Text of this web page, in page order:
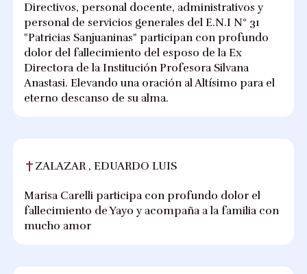
Directivos, personal docente, administrativos y
personal de servicios generales del E.N.I N° 31
"Patricias Sanjuaninas" participan con profundo
dolor del fallecimiento del esposo de la Ex
Directora de la Institución Profesora Silvana
Anastasi. Elevando una oración al Altísimo para el
eterno descanso de su alma.
ZALAZAR , EDUARDO LUIS
Marisa Carelli participa con profundo dolor el
fallecimiento de Yayo y acompaña a la familia con
mucho amor